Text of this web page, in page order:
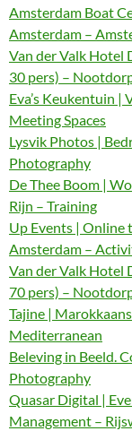
Amsterdam Boat
Amsterdam –
Van der Valk Hotel
30 pers) –
Eva’s Keukentuin |
Meeting Spaces
Lysvik Photos |
Photography
De Thee Boom |
Rijn – Training
Up Events | Online
Amsterdam –
Van der Valk Hotel
70 pers) –
Tajine |
Mediterranean
Beleving in Beeld.
Photography
Quasar Digital |
Management –